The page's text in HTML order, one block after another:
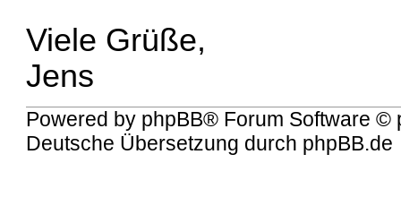
Viele Grüße,
Jens
Powered by phpBB® Forum Software ©
Deutsche Übersetzung durch phpBB.de